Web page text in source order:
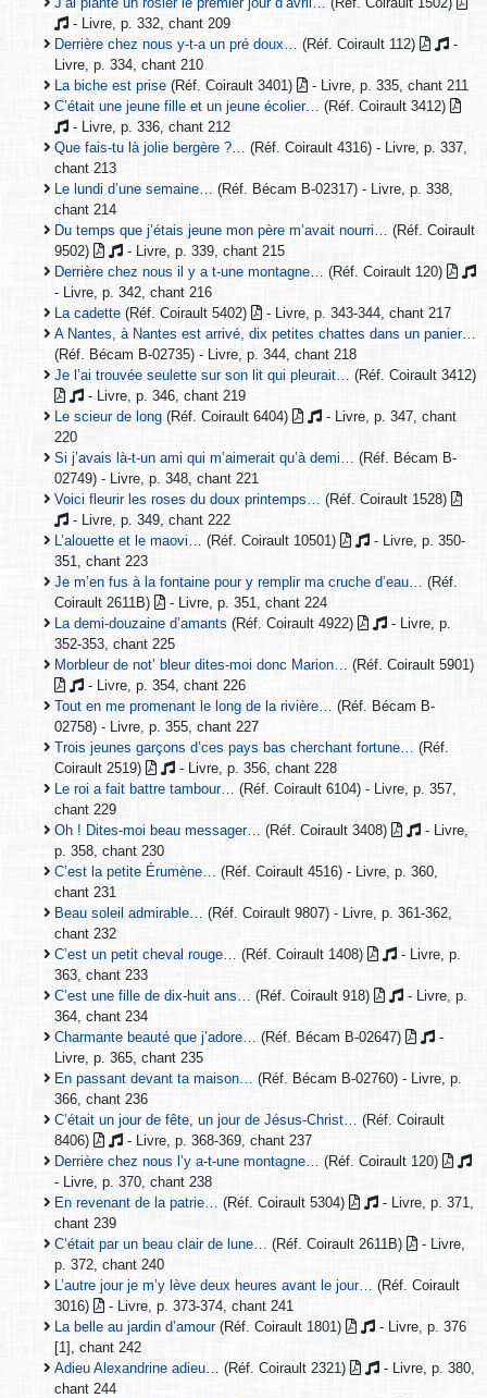
- Livre, p. 332, chant 209
Derrière chez nous y-t-a un pré doux…
(Réf. Coirault 112)
-
Livre, p. 334, chant 210
La biche est prise (Réf. Coirault 3401)
- Livre, p. 335, chant 211
C’était une jeune fille et un jeune écolier…
(Réf. Coirault 3412)
- Livre, p. 336, chant 212
Que fais-tu là jolie bergère ?…
(Réf. Coirault 4316) - Livre, p. 337,
chant 213
Le lundi d’une semaine…
(Réf. Bécam B-02317) - Livre, p. 338,
chant 214
Du temps que j’étais jeune mon père m’avait nourri…
(Réf. Coirault
9502)
- Livre, p. 339, chant 215
Derrière chez nous il y a t-une montagne…
(Réf. Coirault 120)
- Livre, p. 342, chant 216
La cadette (Réf. Coirault 5402)
- Livre, p. 343-344, chant 217
A Nantes, à Nantes est arrivé, dix petites chattes dans un panier…
(Réf. Bécam B-02735) - Livre, p. 344, chant 218
Je l’ai trouvée seulette sur son lit qui pleurait…
(Réf. Coirault 3412)
- Livre, p. 346, chant 219
Le scieur de long (Réf. Coirault 6404)
- Livre, p. 347, chant
220
Si j’avais là-t-un ami qui m’aimerait qu’à demi…
(Réf. Bécam B-
02749) - Livre, p. 348, chant 221
Voici fleurir les roses du doux printemps…
(Réf. Coirault 1528)
- Livre, p. 349, chant 222
L’alouette et le maovi…
(Réf. Coirault 10501)
- Livre, p. 350-
351, chant 223
Je m’en fus à la fontaine pour y remplir ma cruche d’eau…
(Réf.
Coirault 2611B)
- Livre, p. 351, chant 224
La demi-douzaine d’amants (Réf. Coirault 4922)
- Livre, p.
352-353, chant 225
Morbleur de not’ bleur dites-moi donc Marion…
(Réf. Coirault 5901)
- Livre, p. 354, chant 226
Tout en me promenant le long de la rivière…
(Réf. Bécam B-
02758) - Livre, p. 355, chant 227
Trois jeunes garçons d’ces pays bas cherchant fortune…
(Réf.
Coirault 2519)
- Livre, p. 356, chant 228
Le roi a fait battre tambour…
(Réf. Coirault 6104) - Livre, p. 357,
chant 229
Oh ! Dites-moi beau messager…
(Réf. Coirault 3408)
- Livre,
p. 358, chant 230
C’est la petite Érumène…
(Réf. Coirault 4516) - Livre, p. 360,
chant 231
Beau soleil admirable…
(Réf. Coirault 9807) - Livre, p. 361-362,
chant 232
C’est un petit cheval rouge…
(Réf. Coirault 1408)
- Livre, p.
363, chant 233
C’est une fille de dix-huit ans…
(Réf. Coirault 918)
- Livre, p.
364, chant 234
Charmante beauté que j’adore…
(Réf. Bécam B-02647)
-
Livre, p. 365, chant 235
En passant devant ta maison…
(Réf. Bécam B-02760) - Livre, p.
366, chant 236
C’était un jour de fête, un jour de Jésus-Christ…
(Réf. Coirault
8406)
- Livre, p. 368-369, chant 237
Derrière chez nous l’y a-t-une montagne…
(Réf. Coirault 120)
- Livre, p. 370, chant 238
En revenant de la patrie…
(Réf. Coirault 5304)
- Livre, p. 371,
chant 239
C’était par un beau clair de lune…
(Réf. Coirault 2611B)
- Livre,
p. 372, chant 240
L’autre jour je m’y lève deux heures avant le jour…
(Réf. Coirault
3016)
- Livre, p. 373-374, chant 241
La belle au jardin d’amour(Réf. Coirault 1801)
- Livre, p. 376
[1], chant 242
Adieu Alexandrine adieu…
(Réf. Coirault 2321)
- Livre, p. 380,
chant 244